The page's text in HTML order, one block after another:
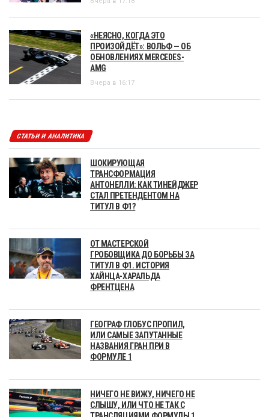
«НЕЯСНО, КОГДА ЭТО
ПРОИЗОЙДЁТ»: ВОЛЬФ — ОБ
ОБНОВЛЕНИЯХ MERCEDES-
AMG
Вчера в 16:17
СТАТЬИ И АНАЛИТИКА
ШОКИРУЮЩАЯ
ТРАНСФОРМАЦИЯ
АНТОНЕЛЛИ: КАК ТИНЕЙДЖЕР
СТАЛ ПРЕТЕНДЕНТОМ НА
ТИТУЛ В Ф1?
ОТ МАСТЕРСКОЙ
ГРОБОВЩИКА ДО БОРЬБЫ ЗА
ТИТУЛ В Ф1. ИСТОРИЯ
ХАЙНЦА-ХАРАЛЬДА
ФРЕНТЦЕНА
ГЕОГРАФ ГЛОБУС ПРОПИЛ,
ИЛИ САМЫЕ ЗАПУТАННЫЕ
НАЗВАНИЯ ГРАН ПРИ В
ФОРМУЛЕ 1
НИЧЕГО НЕ ВИЖУ, НИЧЕГО НЕ
СЛЫШУ, ИЛИ ЧТО НЕ ТАК С